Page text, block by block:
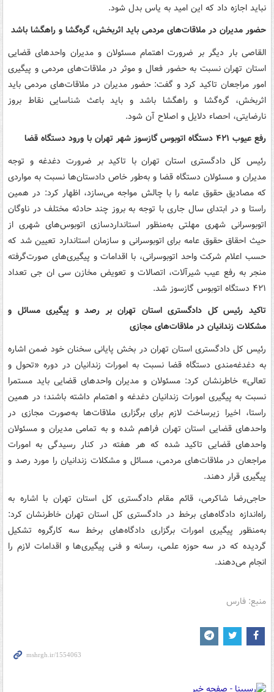
نباید اجازه داد که این امید به یاس بدل شود.
حضور مدیران در ملاقات‌های مردمی باید اثربخش، گره‌گشا و راهگشا باشد
القاصی بار دیگر بر ضرورت اهتمام مسئولان و مدیران واحدهای قضایی
استان تهران نسبت به حضور فعال و موثر در ملاقات‌های مردمی و پیگیری
امور مراجعان تاکید کرد و گفت: حضور مدیران در ملاقات‌های مردمی باید
اثربخش، گره‌گشا و راهگشا باشد و باید باعث شناسایی نقاط بروز
نارضایتی، احصاء دلایل و اصلاح آن شود.
رفع عیوب ۴۲۱ دستگاه اتوبوس گازسوز شهر تهران با ورود دستگاه قضا
رئیس کل دادگستری استان تهران با تاکید بر ضرورت دغدغه و توجه
مدیران و مسئولان دستگاه قضا و به‌طور خاص دادستان‌ها نسبت به مواردی
که مصادیق حقوق عامه را با چالش مواجه می‌سازد، اظهار کرد: در همین
راستا و در ابتدای سال جاری با توجه به بروز چند حادثه مختلف در ناوگان
اتوبوسرانی شهری مهلتی به‌منظور استانداردسازی اتوبوس‌های شهری از
حیث احقاق حقوق عامه برای اتوبوسرانی و سازمان استاندارد تعیین شد که
حسب اعلام شرکت واحد اتوبوسرانی، با اقدامات و پیگیری‌های صورت‌گرفته
منجر به رفع عیب شیرآلات، اتصالات و تعویض مخازن سی ان جی تعداد
۴۲۱ دستگاه اتوبوس گازسوز شد.
تاکید رئیس کل دادگستری استان تهران بر رصد و پیگیری مسائل و
مشکلات زندانیان در ملاقات‌های مجازی
رئیس کل دادگستری استان تهران در بخش پایانی سخنان خود ضمن اشاره
به دغدغه‌مندی دستگاه قضا نسبت به امورات زندانیان در دوره «تحول و
تعالی» خاطرنشان کرد: مسئولان و مدیران واحدهای قضایی باید مستمرا
نسبت به پیگیری امورات زندانیان دغدغه و اهتمام داشته باشند؛ در همین
راستا، اخیرا زیرساخت لازم برای برگزاری ملاقات‌ها به‌صورت مجازی در
واحدهای قضایی استان تهران فراهم شده و به تمامی مدیران و مسئولان
واحدهای قضایی تاکید شده که هر هفته در کنار رسیدگی به امورات
مراجعان در ملاقات‌های مردمی، مسائل و مشکلات زندانیان را مورد رصد و
پیگیری قرار دهند.
حاجی‌رضا شاکرمی، قائم مقام دادگستری کل استان تهران با اشاره به
راه‌اندازه دادگاه‌های برخط در دادگستری کل استان تهران خاطرنشان کرد:
به‌منظور پیگیری امورات برگزاری دادگاه‌های برخط سه کارگروه تشکیل
گردیده که در سه حوزه علمی، رسانه و فنی پیگیری‌ها و اقدامات لازم را
انجام می‌دهند.
منبع: فارس